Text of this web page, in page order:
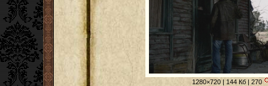
1280×720 | 144 Кб | 270